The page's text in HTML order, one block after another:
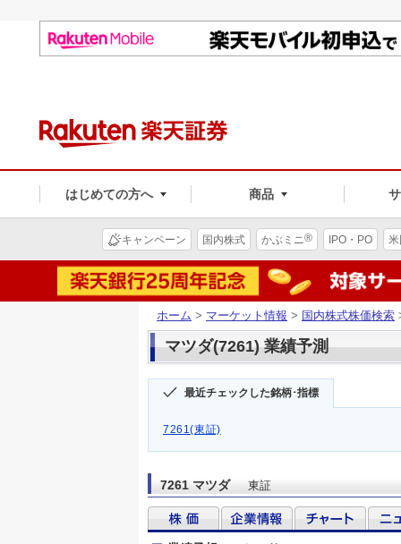
はじめての方へ 商品
キャンペーン 国内株式 かぶミニ® IPO・PO
ホーム > マーケット情報 > 国内株式株価検索
マツダ(7261) 業績予測
最近チェックした銘柄･指標
7261(東証)
7261 マツダ 東証